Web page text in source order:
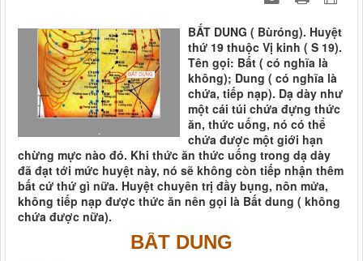
.
BẤT DUNG ( Bùróng). Huyệt
thứ 19 thuộc Vị kinh ( S 19).
Tên gọi: Bất ( có nghĩa là
không); Dung ( có nghĩa là
chứa, tiếp nạp). Dạ dày như
một cái túi chứa đựng thức
ăn, thức uống, nó có thể
chứa được một giới hạn
chừng mực nào đó. Khi thức ăn thức uống trong dạ dày
đã đạt tới mức huyệt này, nó sẽ không còn tiếp nhận thêm
bất cứ thứ gì nữa. Huyệt chuyên trị đầy bụng, nôn mửa,
không tiếp nạp được thức ăn nên gọi là Bất dung ( không
chứa được nữa).
BẤT DUNG